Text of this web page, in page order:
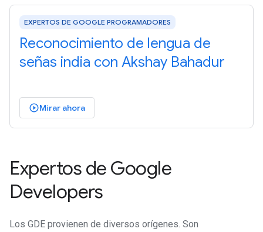
EXPERTOS DE GOOGLE PROGRAMADORES
Reconocimiento de lengua de
señas india con Akshay Bahadur
play_circle_outlinedMirar ahora
Expertos de Google
Developers
Los GDE provienen de diversos orígenes. Son